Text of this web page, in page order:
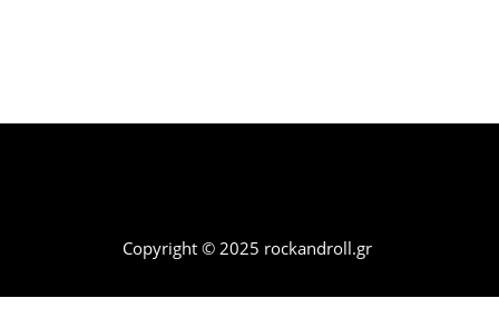
Copyright © 2025 rockandroll.gr